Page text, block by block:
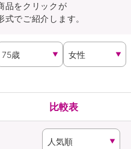
さま専用保険
覧
従業員さま向け
品をクリックが
でご紹介します。
比較表